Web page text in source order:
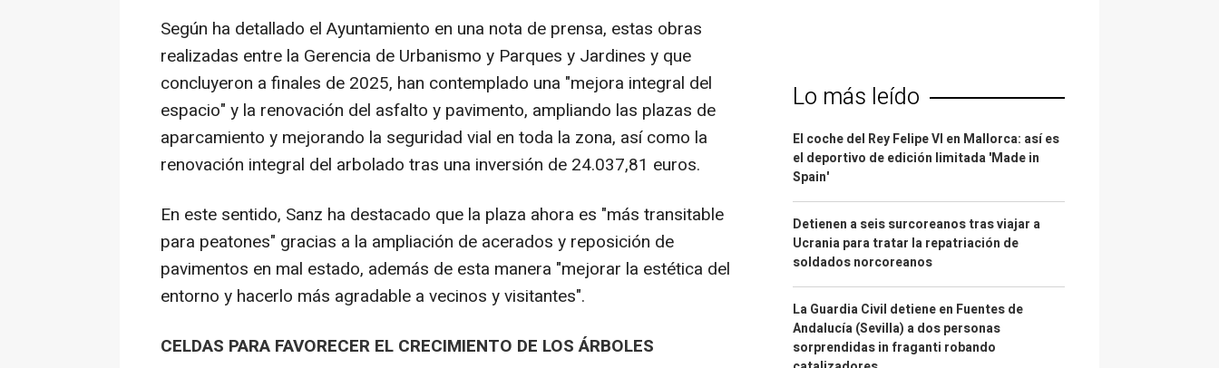
Según ha detallado el Ayuntamiento en una nota de prensa, estas obras
realizadas entre la Gerencia de Urbanismo y Parques y Jardines y que
concluyeron a finales de 2025, han contemplado una "mejora integral del
espacio" y la renovación del asfalto y pavimento, ampliando las plazas de
aparcamiento y mejorando la seguridad vial en toda la zona, así como la
renovación integral del arbolado tras una inversión de 24.037,81 euros.
En este sentido, Sanz ha destacado que la plaza ahora es "más transitable
para peatones" gracias a la ampliación de acerados y reposición de
pavimentos en mal estado, además de esta manera "mejorar la estética del
entorno y hacerlo más agradable a vecinos y visitantes".
CELDAS PARA FAVORECER EL CRECIMIENTO DE LOS ÁRBOLES
Lo más leído
El coche del Rey Felipe VI en Mallorca: así es
el deportivo de edición limitada 'Made in
Spain'
Detienen a seis surcoreanos tras viajar a
Ucrania para tratar la repatriación de
soldados norcoreanos
La Guardia Civil detiene en Fuentes de
Andalucía (Sevilla) a dos personas
sorprendidas in fraganti robando